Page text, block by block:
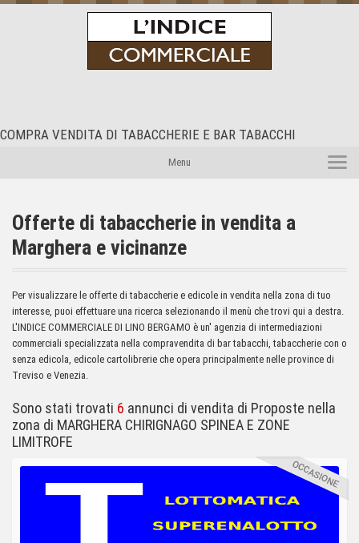
COMPRA VENDITA DI TABACCHERIE E BAR TABACCHI
Menu
Offerte di tabaccherie in vendita a
Marghera e vicinanze
Per visualizzare le offerte di tabaccherie e edicole in vendita nella zona di tuo
interesse, puoi effettuare una ricerca selezionando il menù che trovi qui a destra.
L'INDICE COMMERCIALE DI LINO BERGAMO è un' agenzia di intermediazioni
commerciali specializzata nella compravendita di bar tabacchi, tabaccherie con o
senza edicola, edicole cartolibrerie che opera principalmente nelle province di
Treviso e Venezia.
Sono stati trovati 6 annunci di vendita di Proposte nella
zona di MARGHERA CHIRIGNAGO SPINEA E ZONE
LIMITROFE